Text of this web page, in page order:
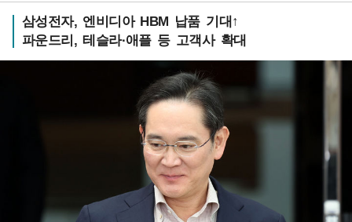
삼성전자, 엔비디아 HBM 납품 기대↑
파운드리, 테슬라·애플 등 고객사 확대